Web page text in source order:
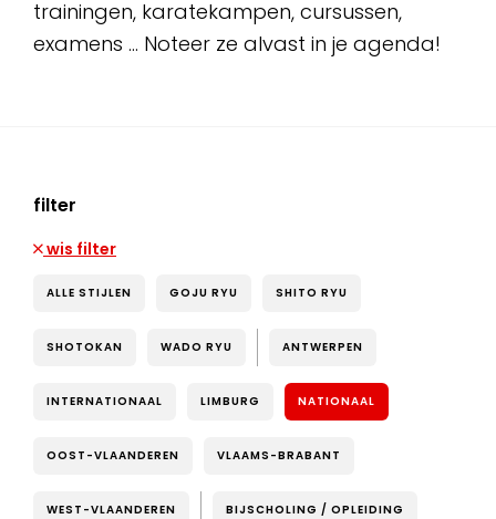
trainingen, karatekampen, cursussen,
examens … Noteer ze alvast in je agenda!
filter
wis filter
ALLE STIJLEN GOJU RYU SHITO RYU
SHOTOKAN WADO RYU ANTWERPEN
INTERNATIONAAL LIMBURG NATIONAAL
OOST-VLAANDEREN VLAAMS-BRABANT
WEST-VLAANDEREN BIJSCHOLING / OPLEIDING